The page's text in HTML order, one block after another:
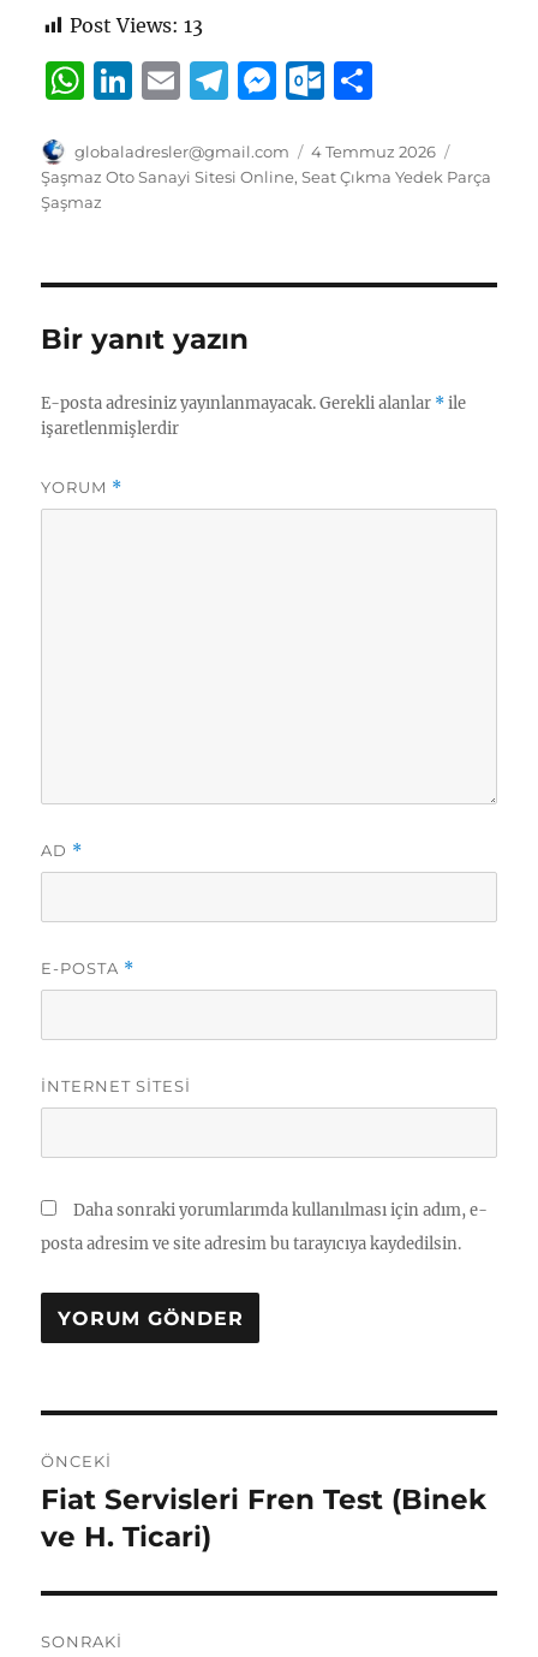
Post Views: 13
W
at
s
p
Li
k
e
I
E
ai
l
T
e
g
a
M
ss
e
g
O
tl
o
k.
m
a
re
Yazar
globaladresler@gmail.com
Yayın
tarihi
4 Temmuz 2026
Şaşmaz Oto Sanayi Sitesi Online,Seat Çıkma Yedek Parça
Şaşmaz
Bir yanıt yazın
E-posta adresiniz yayınlanmayacak. Gerekli alanlar *ile
işaretlenmişlerdir
YORUM *
AD *
E-POSTA *
İNTERNET SITESI
Daha sonraki yorumlarımda kullanılması için adım, e-
posta adresim ve site adresim bu tarayıcıya kaydedilsin.
gezinmesi
ÖNCEKI
Önceki
yazı:
Fiat Servisleri Fren Test (Binek
ve H. Ticari)
SONRAKI